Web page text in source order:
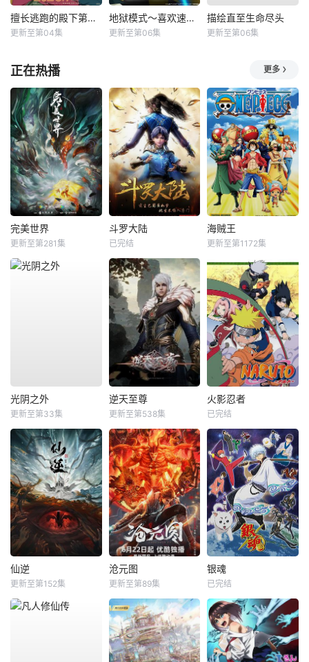
擅长逃跑的殿下第二季
更新至第04集
地狱模式～喜欢速通游戏的玩家在废设定异世界无双～第2季
更新至第06集
描绘直至生命尽头
更新至第06集
正在热播 更多
完美世界
更新至第281集
斗罗大陆
已完结
海贼王
更新至第1172集
光阴之外
更新至第33集
逆天至尊
更新至第538集
火影忍者
已完结
仙逆
更新至第152集
沧元图
更新至第89集
银魂
已完结